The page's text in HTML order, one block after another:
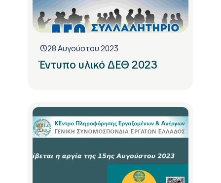
28 Αυγούστου 2023
Έντυπο υλικό ΔΕΘ 2023